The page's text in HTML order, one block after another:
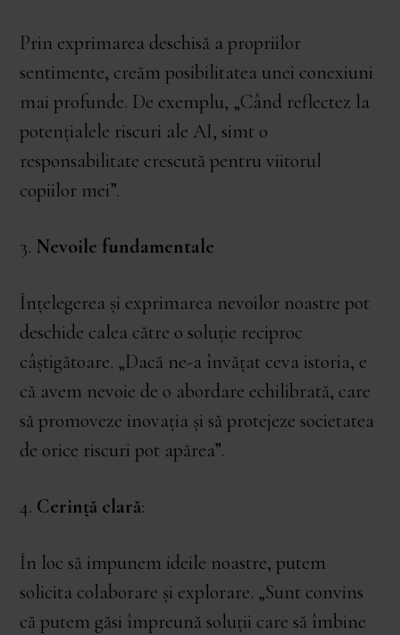
Prin exprimarea deschisă a propriilor
sentimente, creăm posibilitatea unei conexiuni
mai profunde. De exemplu, „Când reflectez la
potențialele riscuri ale AI, simt o
responsabilitate crescută pentru viitorul
copiilor mei”.
3. Nevoile fundamentale
Înțelegerea și exprimarea nevoilor noastre pot
deschide calea către o soluție reciproc
câștigătoare. „Dacă ne-a învățat ceva istoria, e
că avem nevoie de o abordare echilibrată, care
să promoveze inovația și să protejeze societatea
de orice riscuri pot apărea”.
4. Cerință clară:
În loc să impunem ideile noastre, putem
solicita colaborare și explorare. „Sunt convins
că putem găsi împreună soluții care să îmbine